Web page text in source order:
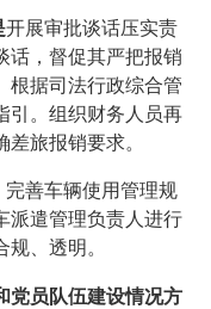
开展审批谈话压实责
话，督促其严把报销
根据司法行政综合管
引。组织财务人员再
旅报销要求。
完善车辆使用管理规
派遣管理负责人进行
、透明。
党员队伍建设情况方